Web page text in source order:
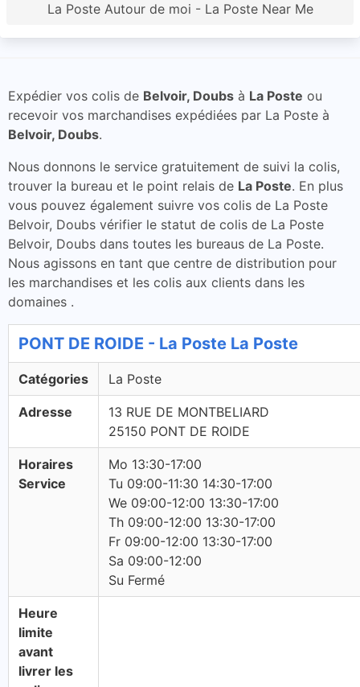
La Poste Autour de moi - La Poste Near Me
Expédier vos colis de Belvoir, Doubs à La Poste ou
recevoir vos marchandises expédiées par La Poste à
Belvoir, Doubs.
Nous donnons le service gratuitement de suivi la colis,
trouver la bureau et le point relais de La Poste. En plus
vous pouvez également suivre vos colis de La Poste
Belvoir, Doubs vérifier le statut de colis de La Poste
Belvoir, Doubs dans toutes les bureaus de La Poste.
Nous agissons en tant que centre de distribution pour
les marchandises et les colis aux clients dans les
domaines .
PONT DE ROIDE - La Poste La Poste
Catégories La Poste
Adresse
13 RUE DE MONTBELIARD
25150 PONT DE ROIDE
Horaires
Service
Mo 13:30-17:00
Tu 09:00-11:30 14:30-17:00
We 09:00-12:00 13:30-17:00
Th 09:00-12:00 13:30-17:00
Fr 09:00-12:00 13:30-17:00
Sa 09:00-12:00
Su Fermé
Heure
limite
avant
livrer les